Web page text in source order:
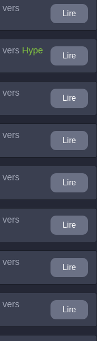
vers
Lire
vers Hype
Lire
vers
Lire
vers
Lire
vers
Lire
vers
Lire
vers
Lire
vers
Lire